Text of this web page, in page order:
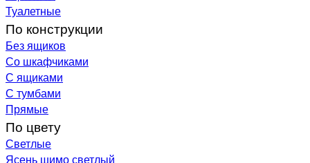
Туалетные
По конструкции
Без ящиков
Со шкафчиками
С ящиками
С тумбами
Прямые
По цвету
Светлые
Ясень шимо светлый